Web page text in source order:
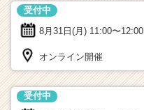
8月31日(月) 11:00〜12:00
受付中
オンライン開催
受付中